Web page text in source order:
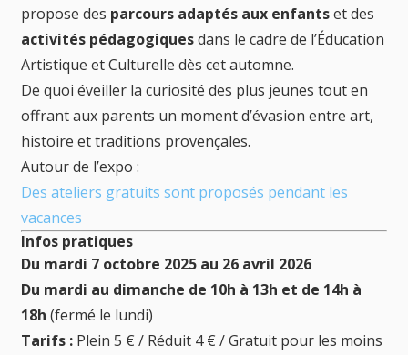
propose des parcours adaptés aux enfantset des
activités pédagogiquesdans le cadre de l’Éducation
Artistique et Culturelle dès cet automne.
De quoi éveiller la curiosité des plus jeunes tout en
offrant aux parents un moment d’évasion entre art,
histoire et traditions provençales.
Autour de l’expo :
Des ateliers gratuits sont proposés pendant les
vacances
Infos pratiques
Du mardi 7 octobre 2025 au 26 avril 2026
Du mardi au dimanche de 10h à 13h et de 14h à
18h (fermé le lundi)
Tarifs : Plein 5 € / Réduit 4 € / Gratuit pour les moins